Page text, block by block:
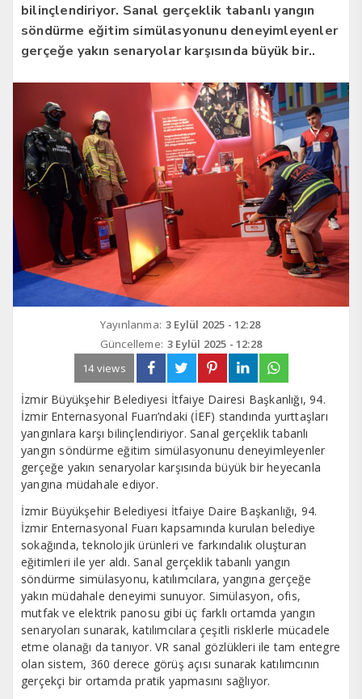
bilinçlendiriyor. Sanal gerçeklik tabanlı yangın
söndürme eğitim simülasyonunu deneyimleyenler
gerçeğe yakın senaryolar karşısında büyük bir..
Yayınlanma: 3 Eylül 2025 - 12:28
Güncelleme: 3 Eylül 2025 - 12:28
14 views
İzmir Büyükşehir Belediyesi İtfaiye Dairesi Başkanlığı, 94.
İzmir Enternasyonal Fuarı’ndaki (İEF) standında yurttaşları
yangınlara karşı bilinçlendiriyor. Sanal gerçeklik tabanlı
yangın söndürme eğitim simülasyonunu deneyimleyenler
gerçeğe yakın senaryolar karşısında büyük bir heyecanla
yangına müdahale ediyor.
İzmir Büyükşehir Belediyesi İtfaiye Daire Başkanlığı, 94.
İzmir Enternasyonal Fuarı kapsamında kurulan belediye
sokağında, teknolojik ürünleri ve farkındalık oluşturan
eğitimleri ile yer aldı. Sanal gerçeklik tabanlı yangın
söndürme simülasyonu, katılımcılara, yangına gerçeğe
yakın müdahale deneyimi sunuyor. Simülasyon, ofis,
mutfak ve elektrik panosu gibi üç farklı ortamda yangın
senaryoları sunarak, katılımcılara çeşitli risklerle mücadele
etme olanağı da tanıyor. VR sanal gözlükleri ile tam entegre
olan sistem, 360 derece görüş açısı sunarak katılımcının
gerçekçi bir ortamda pratik yapmasını sağlıyor.